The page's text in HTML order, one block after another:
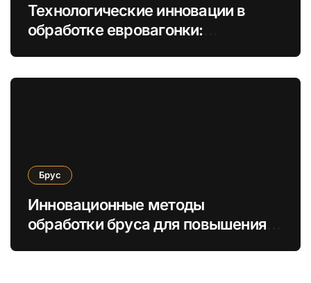
Технологические инновации в
обработке евровагонки:
Брус
Инновационные методы
обработки бруса для повышения